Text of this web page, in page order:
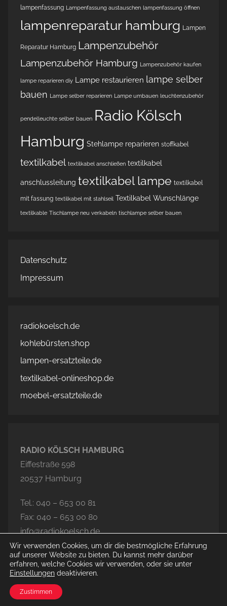
lampenfassung Lampenfassung austauschen lampenfassung öffnen
lampenreparatur hamburg Lampen
Reparatur Hamburg Lampenzubehör
Lampenzubehör Hamburg Lampenzubehör kaufen
lampe reparieren diy Lampe restaurieren lampe selber
bauen Lampe selber reparieren Lampe umbauen leuchtenzubehör
pendelleuchte selber bauen Radio Kölsch
Hamburg Stehlampe reparieren stoffkabel
textilkabel textilkabel anschließen textilkabel
anschlussleitung textilkabel lampe textilkabel
mit fassung textilkabel mit stahlseil Textilkabel Wunschlänge
textilkable Tischlampe neu verkabeln tischlampe selber bauen
Datenschutz
Impressum
radiokoelsch.de
kohlebürsten.shop
lampen-ersatzteile.de
textilkabel-onlineshop.de
moebel-ersatzteile.de
RADIO KÖLSCH HAMBURG
Eiffestraße 598
20537 Hamburg
Tel.: 040 – 653 00 81
Fax: 040 – 653 00 80
info@radiokoelsch.de
© 2026 Radio Kölsch Hamburg
Wir verwenden Cookies, um dir die bestmögliche Erfahrung
auf unserer Website zu bieten. Du kannst mehr darüber
erfahren, welche Cookies wir verwenden, oder sie unter
Einstellungen deaktivieren.
Zustimmen